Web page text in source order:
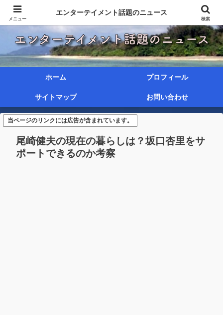
ホーム プロフィール
サイトマップ お問い合わせ
当ページのリンクには広告が含まれています。
尾崎健夫の現在の暮らしは？坂口杏里をサ
ポートできるのか考察
メニュー
エンターテイメント話題のニュース
検索